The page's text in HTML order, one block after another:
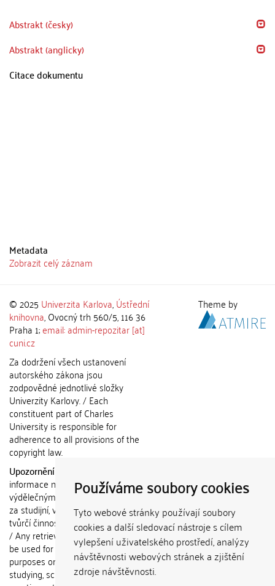
Používáme soubory cookies
Tyto webové stránky používají soubory
cookies a další sledovací nástroje s cílem
vylepšení uživatelského prostředí, analýzy
návštěvnosti webových stránek a zjištění
zdroje návštěvnosti.
Abstrakt (česky)
Abstrakt (anglicky)
Citace dokumentu
Metadata
Zobrazit celý záznam
© 2025 Univerzita Karlova,Ústřední
knihovna, Ovocný trh 560/5, 116 36
Praha 1;email: admin-repozitar [at]
cuni.cz
Za dodržení všech ustanovení
autorského zákona jsou
zodpovědné jednotlivé složky
Univerzity Karlovy. / Each
constituent part of Charles
University is responsible for
adherence to all provisions of the
copyright law.
Upozornění / Notice:
informace nemohou být použity k
výdělečným účelům nebo vydávány
za studijní, vědeckou nebo jinou
tvůrčí činnost jiné osoby než autora.
/ Any retrieved information shall not
be used for any commercial
purposes or claimed as results of
studying, scientific or any other
Theme by